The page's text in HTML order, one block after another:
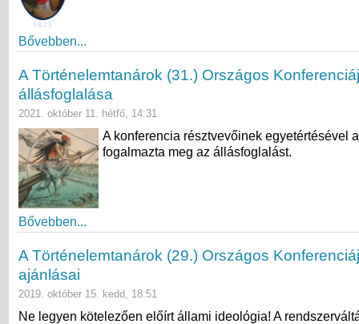
Bővebben...
A Történelemtanárok (31.) Országos
állásfoglalása
2021. október 11. hétfő, 14:31
A konferencia résztvevőinek egyetértésével
fogalmazta meg az állásfoglalást.
Bővebben...
A Történelemtanárok (29.) Országos
ajánlásai
2019. október 15. kedd, 18:51
Ne legyen kötelezően előírt állami ideológia! A